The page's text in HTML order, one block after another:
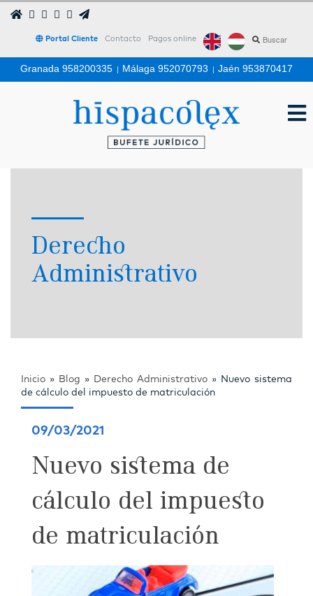
Portal Cliente Contacto Pagos online
Granada 958200335 | Málaga 952070793 | Jaén 953870417
Derecho
Administrativo
Inicio » Blog » Derecho Administrativo » Nuevo sistema
de cálculo del impuesto de matriculación
09/03/2021
Nuevo sistema de
cálculo del impuesto
de matriculación